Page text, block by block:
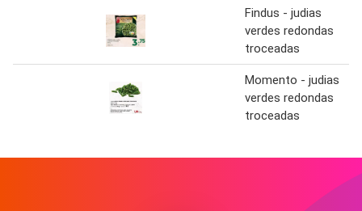
Findus - judias
verdes redondas
troceadas
Momento - judias
verdes redondas
troceadas